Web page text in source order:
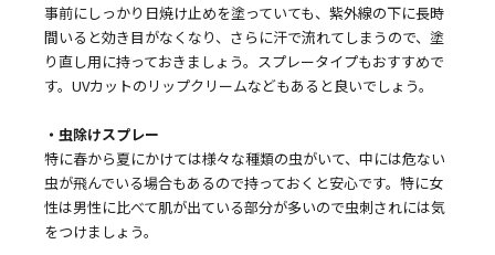
事前にしっかり日焼け止めを塗っていても、紫外線の下に長時
間いると効き目がなくなり、さらに汗で流れてしまうので、塗
り直し用に持っておきましょう。スプレータイプもおすすめで
す。UVカットのリップクリームなどもあると良いでしょう。
・虫除けスプレー
特に春から夏にかけては様々な種類の虫がいて、中には危ない
虫が飛んでいる場合もあるので持っておくと安心です。特に女
性は男性に比べて肌が出ている部分が多いので虫刺されには気
をつけましょう。